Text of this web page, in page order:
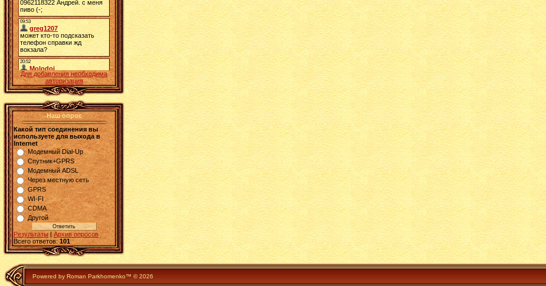
Для добавления необходима
авторизация
Наш опрос
Какой тип соединения вы
используете для выхода в
Internet
Модемный Dial-Up
Спутник+GPRS
Модемный ADSL
Через местную сеть
GPRS
WI-FI
CDMA
Другой
Результаты| Архив опросов
Всего ответов: 101
Powered by Roman Parkhomenko™ © 2026